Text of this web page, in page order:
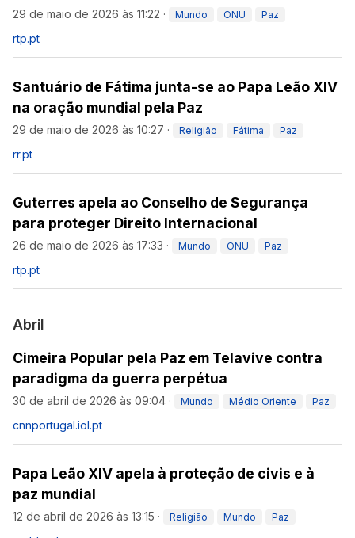
29 de maio de 2026 às 11:22 · Mundo ONU Paz
rtp.pt
Santuário de Fátima junta-se ao Papa Leão XIV
na oração mundial pela Paz
29 de maio de 2026 às 10:27 · Religião Fátima Paz
rr.pt
Guterres apela ao Conselho de Segurança
para proteger Direito Internacional
26 de maio de 2026 às 17:33 · Mundo ONU Paz
rtp.pt
Abril
Cimeira Popular pela Paz em Telavive contra
paradigma da guerra perpétua
30 de abril de 2026 às 09:04 · Mundo Médio Oriente Paz
cnnportugal.iol.pt
Papa Leão XIV apela à proteção de civis e à
paz mundial
12 de abril de 2026 às 13:15 · Religião Mundo Paz